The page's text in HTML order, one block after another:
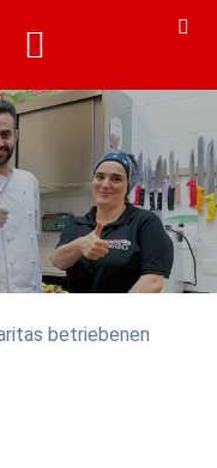
betriebenen